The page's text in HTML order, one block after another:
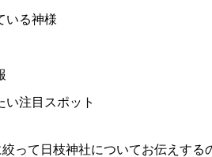
いる神様
い注目スポット
って日枝神社についてお伝えする